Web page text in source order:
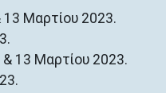
13 Μαρτίου 2023.
13 Μαρτίου 2023.